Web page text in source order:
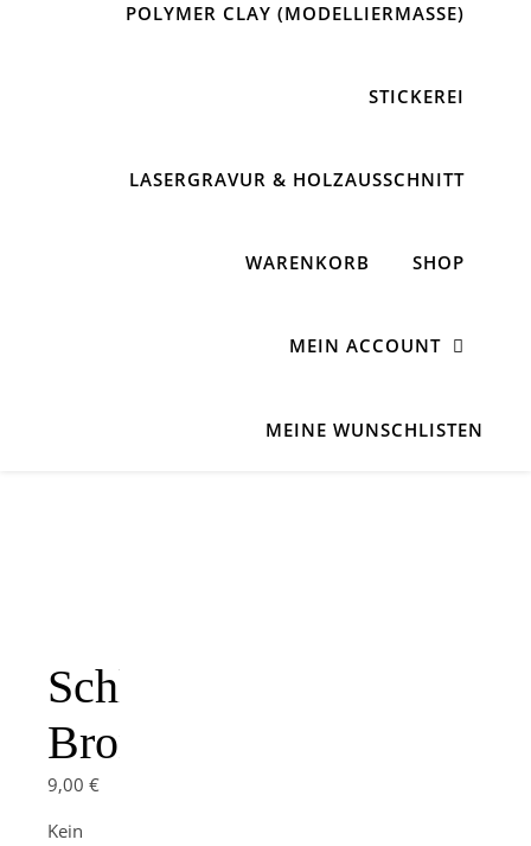
POLYMER CLAY (MODELLIERMASSE)
STICKEREI
LASERGRAVUR & HOLZAUSSCHNITT
WARENKORB SHOP
MEIN ACCOUNT
MEINE WUNSCHLISTEN
Schlüsselanhänger
Bronze/Rosen/
9,00 €
Kein